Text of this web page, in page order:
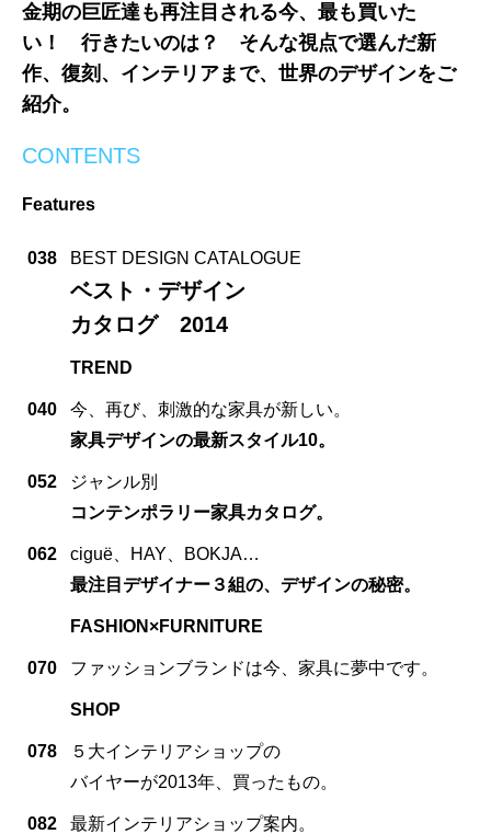
金期の巨匠達も再注目される今、最も買いた
い！ 行きたいのは？ そんな視点で選んだ新
作、復刻、インテリアまで、世界のデザインをご
紹介。
CONTENTS
Features
038 BEST DESIGN CATALOGUE
ベスト・デザイン
カタログ 2014
TREND
040
今、再び、刺激的な家具が新しい。
家具デザインの最新スタイル10。
052
ジャンル別
コンテンポラリー家具カタログ。
062
ciguë、HAY、BOKJA…
最注目デザイナー３組の、デザインの秘密。
FASHION×FURNITURE
070 ファッションブランドは今、家具に夢中です。
SHOP
078
５大インテリアショップの
バイヤーが2013年、買ったもの。
082 最新インテリアショップ案内。